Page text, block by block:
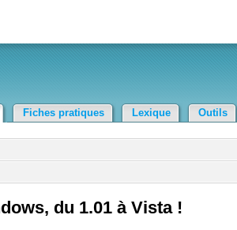
Fiches pratiques Lexique Outils
du 1.01 à Vista !